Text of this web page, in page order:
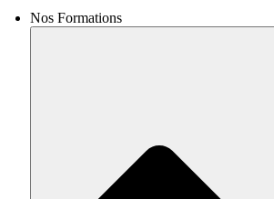
Nos Formations